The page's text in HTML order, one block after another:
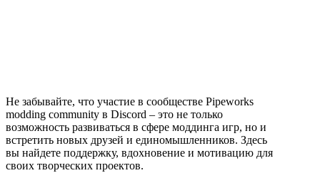
Не забывайте, что участие в сообществе Pipeworks
modding community в Discord – это не только
возможность развиваться в сфере моддинга игр, но и
встретить новых друзей и единомышленников. Здесь
вы найдете поддержку, вдохновение и мотивацию для
своих творческих проектов.